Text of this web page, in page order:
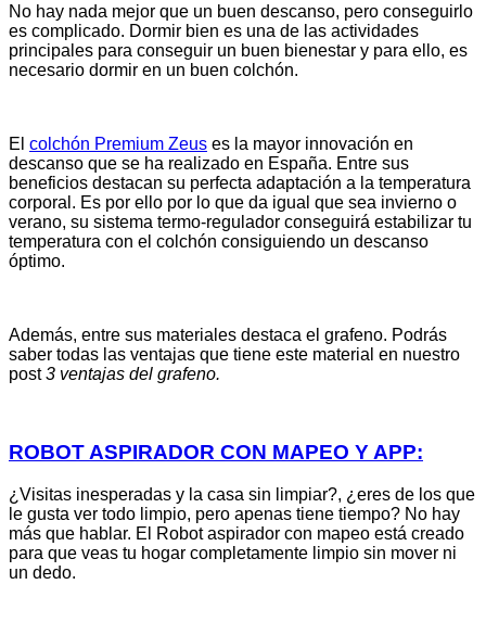
No hay nada mejor que un buen descanso, pero conseguirlo
es complicado. Dormir bien es una de las actividades
principales para conseguir un buen bienestar y para ello, es
necesario dormir en un buen colchón.
El colchón Premium Zeus es la mayor innovación en
descanso que se ha realizado en España. Entre sus
beneficios destacan su perfecta adaptación a la temperatura
corporal. Es por ello por lo que da igual que sea invierno o
verano, su sistema termo-regulador conseguirá estabilizar tu
temperatura con el colchón consiguiendo un descanso
óptimo.
Además, entre sus materiales destaca el grafeno. Podrás
saber todas las ventajas que tiene este material en nuestro
post3 ventajas del grafeno.
ROBOT ASPIRADOR CON MAPEO Y APP:
¿Visitas inesperadas y la casa sin limpiar?, ¿eres de los que
le gusta ver todo limpio, pero apenas tiene tiempo? No hay
más que hablar. El Robot aspirador con mapeo está creado
para que veas tu hogar completamente limpio sin mover ni
un dedo.